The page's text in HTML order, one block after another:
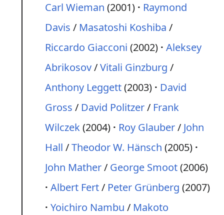
Carl Wieman (2001)
Raymond
Davis / Masatoshi Koshiba /
Riccardo Giacconi (2002) Aleksey
Abrikosov/Vitali Ginzburg /
Anthony Leggett(2003)
David
Gross / David Politzer/ Frank
Wilczek(2004) Roy Glauber/ John
Hall /Theodor W. Hänsch (2005)
John Mather/ George Smoot(2006)
Albert Fert/ Peter Grünberg (2007)
Yoichiro Nambu / Makoto